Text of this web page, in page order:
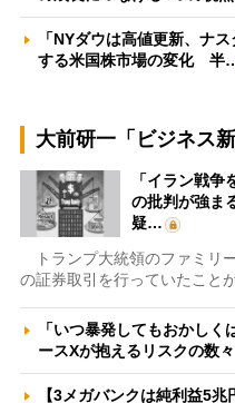
「NYダウは高値更新、ナ
する米国株市場の変化 半
大前研一「ビジネス
「イラン戦
の批判が強ま
疑…
トランプ大統領のファミリ
の証券取引を行っていたこと
「いつ暴発してもおかし
ースXが抱えるリスクの数
【3メガバンクは純利益5